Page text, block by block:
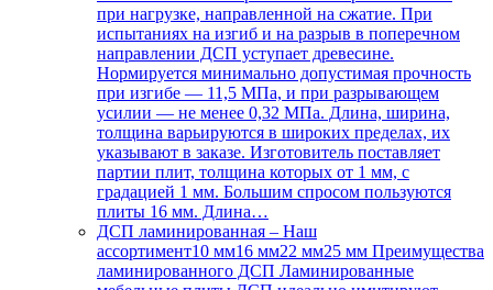
при нагрузке, направленной на сжатие. При
испытаниях на изгиб и на разрыв в поперечном
направлении ДСП уступает древесине.
Нормируется минимально допустимая прочность
при изгибе — 11,5 МПа, и при разрывающем
усилии — не менее 0,32 МПа. Длина, ширина,
толщина варьируются в широких пределах, их
указывают в заказе. Изготовитель поставляет
партии плит, толщина которых от 1 мм, с
градацией 1 мм. Большим спросом пользуются
плиты 16 мм. Длина…
ДСП ламинированная – Наш
ассортимент10 мм16 мм22 мм25 мм Преимущества
ламинированного ДСП Ламинированные